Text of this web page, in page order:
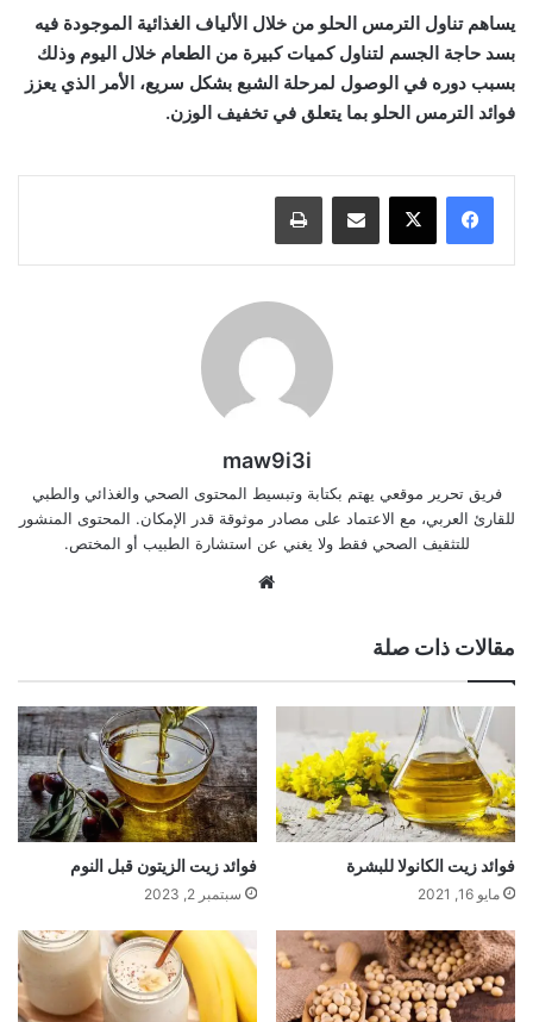
يساهم تناول الترمس الحلو من خلال الألياف الغذائية الموجودة فيه
بسد حاجة الجسم لتناول كميات كبيرة من الطعام خلال اليوم وذلك
بسبب دوره في الوصول لمرحلة الشبع بشكل سريع، الأمر الذي يعزز
فوائد الترمس الحلو بما يتعلق في تخفيف الوزن.
مشاركة عبر البريد طباعة
maw9i3i
فريق تحرير موقعي يهتم بكتابة وتبسيط المحتوى الصحي والغذائي والطبي
للقارئ العربي، مع الاعتماد على مصادر موثوقة قدر الإمكان. المحتوى المنشور
للتثقيف الصحي فقط ولا يغني عن استشارة الطبيب أو المختص.
مقالات ذات صلة
فوائد زيت الكانولا للبشرة
مايو 16, 2021
فوائد زيت الزيتون قبل النوم
سبتمبر 2, 2023